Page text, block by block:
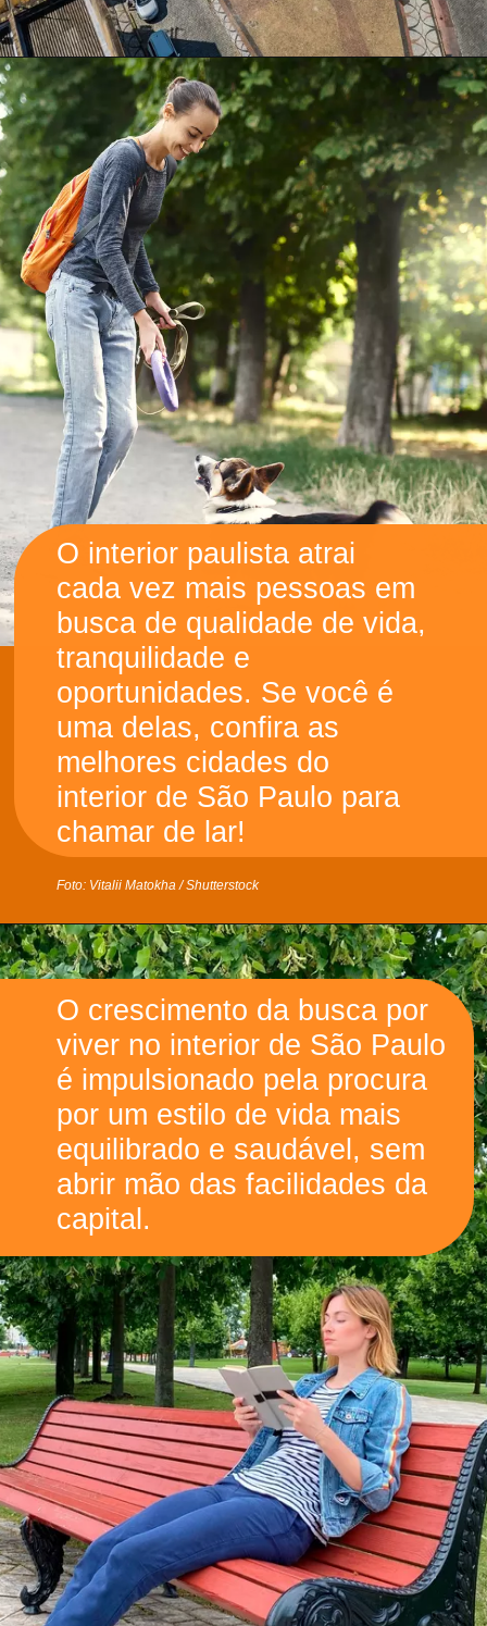
O interior paulista atrai
cada vez mais pessoas em
busca de qualidade de vida,
tranquilidade e
oportunidades. Se você é
uma delas, confira as
melhores cidades do
interior de São Paulo para
chamar de lar!
Foto: Vitalii Matokha / Shutterstock
O crescimento da busca por
viver no interior de São Paulo
é impulsionado pela procura
por um estilo de vida mais
equilibrado e saudável, sem
abrir mão das facilidades da
capital.